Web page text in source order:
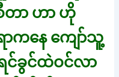
တာ ဟာ ဟို
ကနေ ကျော်သူ့
ခွင်ထဲဝင်လာ